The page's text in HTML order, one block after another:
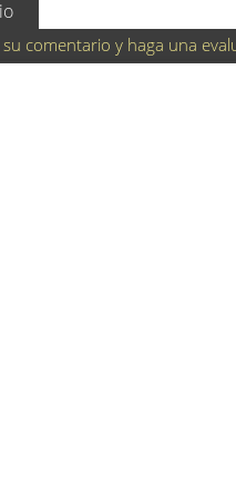
su comentario y haga una